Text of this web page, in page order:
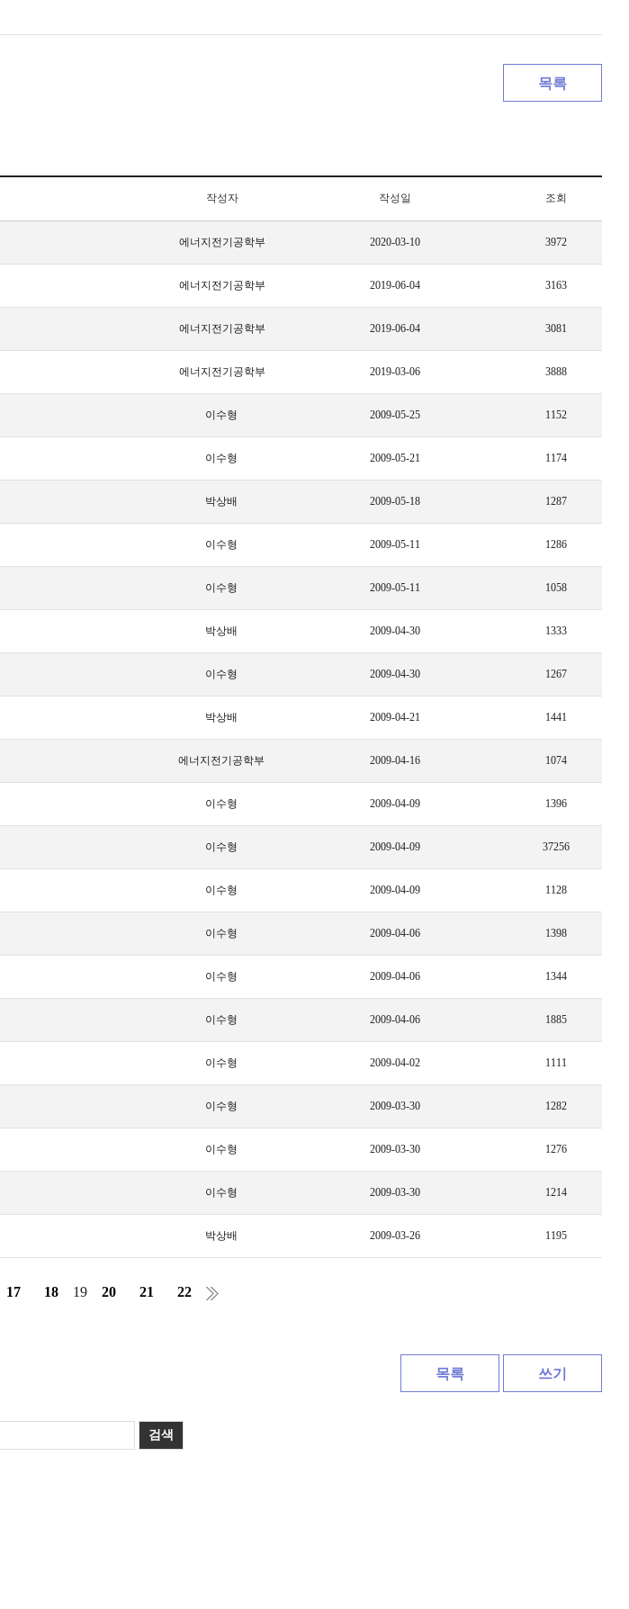
목록
작성자 작성일 조회
에너지전기공학부 2020-03-10 3972
에너지전기공학부 2019-06-04 3163
에너지전기공학부 2019-06-04 3081
에너지전기공학부 2019-03-06 3888
이수형 2009-05-25 1152
이수형 2009-05-21 1174
박상배 2009-05-18 1287
이수형 2009-05-11 1286
이수형 2009-05-11 1058
박상배 2009-04-30 1333
이수형 2009-04-30 1267
박상배 2009-04-21 1441
에너지전기공학부 2009-04-16 1074
이수형 2009-04-09 1396
이수형 2009-04-09 37256
이수형 2009-04-09 1128
이수형 2009-04-06 1398
이수형 2009-04-06 1344
이수형 2009-04-06 1885
이수형 2009-04-02 1111
이수형 2009-03-30 1282
이수형 2009-03-30 1276
이수형 2009-03-30 1214
박상배 2009-03-26 1195
17 18 19 20 21 22
목록 쓰기
검색